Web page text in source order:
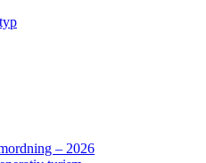
– 2026